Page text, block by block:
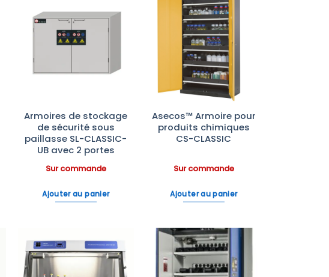
d’envies
Armoires de stockage
de sécurité sous
paillasse SL-CLASSIC-
UB avec 2 portes
Sur commande
Ajouter au panier
Ajouter
à la liste
d’envies
Asecos™ Armoire pour
produits chimiques
CS-CLASSIC
Sur commande
Ajouter au panier